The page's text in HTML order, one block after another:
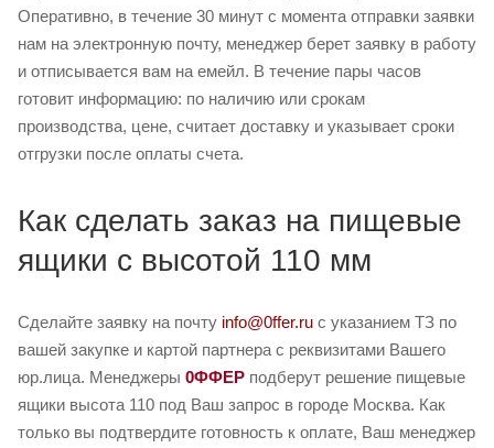
Оперативно, в течение 30 минут с момента отправки заявки
нам на электронную почту, менеджер берет заявку в работу
и отписывается вам на емейл. В течение пары часов
готовит информацию: по наличию или срокам
производства, цене, считает доставку и указывает сроки
отгрузки после оплаты счета.
Как сделать заказ на пищевые
ящики с высотой 110 мм
Сделайте заявку на почту info@0ffer.ru с указанием ТЗ по
вашей закупке и картой партнера с реквизитами Вашего
юр.лица. Менеджеры 0ФФЕР подберут решение пищевые
ящики высота 110 под Ваш запрос в городе Москва. Как
только вы подтвердите готовность к оплате, Ваш менеджер